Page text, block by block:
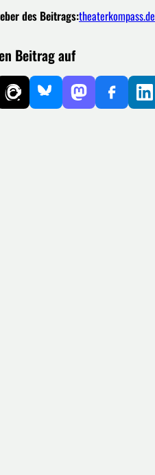
des Beitrags:theaterkompass.de
Beitrag auf